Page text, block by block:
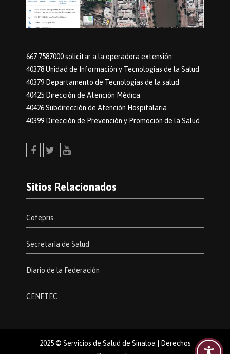
667 7587000 solicitar a la operadora extensión:
40378 Unidad de Información y Tecnologías de la Salud
40379 Departamento de Tecnologias de la salud
40425 Dirección de Atención Médica
40426 Subdirección de Atención Hospitalaria
40399 Dirección de Prevención y Promoción de la Salud
Sitios Relacionados
Cofepris
Secretaría de Salud
Diario de la Federación
CENETEC
2025 © Servicios de Salud de Sinaloa | Derechos